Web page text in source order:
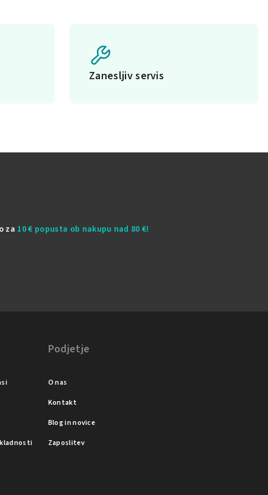
Zanesljiv servis
za 10 € popusta ob nakupu nad 80 €!
Podjetje
O nas
Kontakt
Blog in novice
Zaposlitev